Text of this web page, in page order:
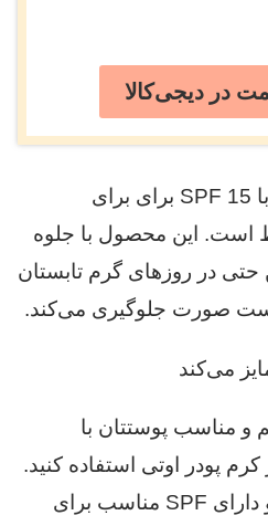
در دیجی‌کالا
کرم پودر اوتی محصولی با SPF 15 برای برای
این محصول با جلوه
حتی در روزهای گرم تابستان
صورت جلوگیری می‌کند.
می‌کند
و مناسب پوستتان با
پودر اوتی استفاده کنید.
این محصول فاقد چربی و دارای SPF مناسب برای